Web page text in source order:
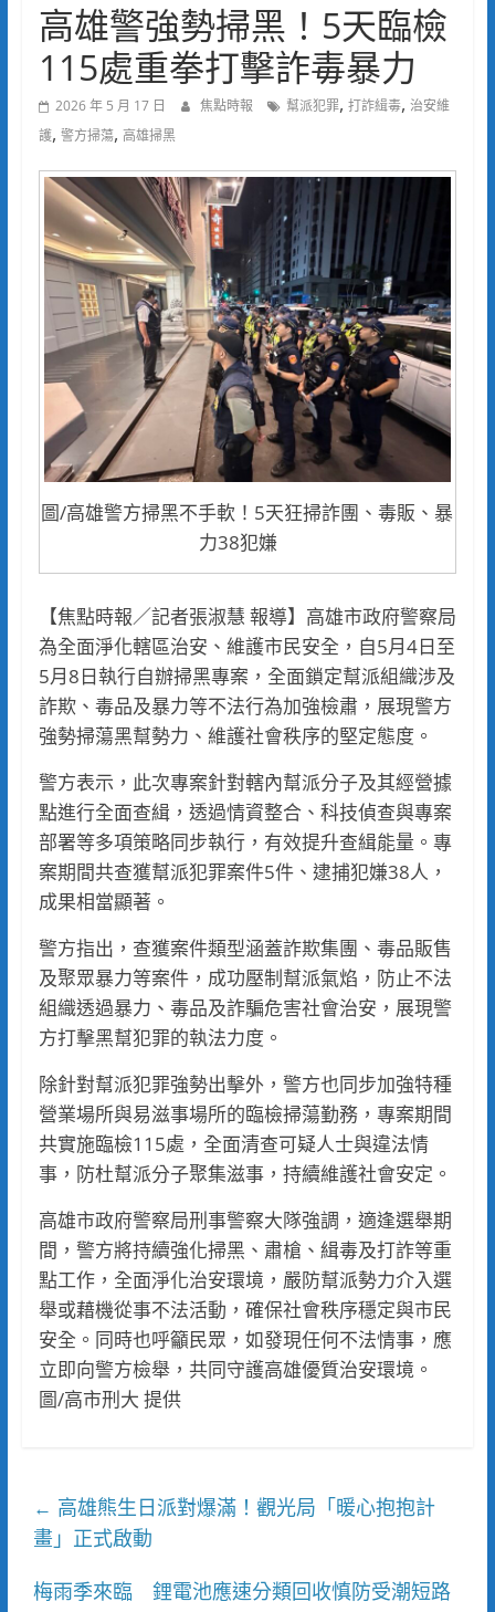
高雄警強勢掃黑！5天臨檢
115處重拳打擊詐毒暴力
2026 年 5 月 17 日 焦點時報 幫派犯罪, 打詐緝毒, 治安維
護, 警方掃蕩, 高雄掃黑
圖/高雄警方掃黑不手軟！5天狂掃詐團、毒販、暴
力38犯嫌
【焦點時報／記者張淑慧 報導】高雄市政府警察局
為全面淨化轄區治安、維護市民安全，自5月4日至
5月8日執行自辦掃黑專案，全面鎖定幫派組織涉及
詐欺、毒品及暴力等不法行為加強檢肅，展現警方
強勢掃蕩黑幫勢力、維護社會秩序的堅定態度。
警方表示，此次專案針對轄內幫派分子及其經營據
點進行全面查緝，透過情資整合、科技偵查與專案
部署等多項策略同步執行，有效提升查緝能量。專
案期間共查獲幫派犯罪案件5件、逮捕犯嫌38人，
成果相當顯著。
警方指出，查獲案件類型涵蓋詐欺集團、毒品販售
及聚眾暴力等案件，成功壓制幫派氣焰，防止不法
組織透過暴力、毒品及詐騙危害社會治安，展現警
方打擊黑幫犯罪的執法力度。
除針對幫派犯罪強勢出擊外，警方也同步加強特種
營業場所與易滋事場所的臨檢掃蕩勤務，專案期間
共實施臨檢115處，全面清查可疑人士與違法情
事，防杜幫派分子聚集滋事，持續維護社會安定。
高雄市政府警察局刑事警察大隊強調，適逢選舉期
間，警方將持續強化掃黑、肅槍、緝毒及打詐等重
點工作，全面淨化治安環境，嚴防幫派勢力介入選
舉或藉機從事不法活動，確保社會秩序穩定與市民
安全。同時也呼籲民眾，如發現任何不法情事，應
立即向警方檢舉，共同守護高雄優質治安環境。
圖/高市刑大 提供
← 高雄熊生日派對爆滿！觀光局「暖心抱抱計
畫」正式啟動
梅雨季來臨 鋰電池應速分類回收慎防受潮短路